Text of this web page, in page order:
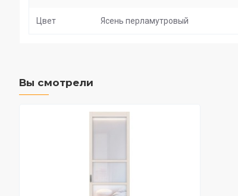
Цвет Ясень перламутровый
Вы смотрели